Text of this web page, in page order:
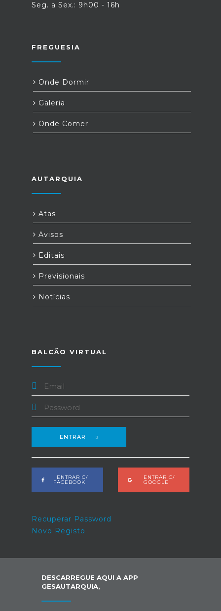
Seg. a Sex.: 9h00 - 16h
FREGUESIA
Onde Dormir
Galeria
Onde Comer
AUTARQUIA
Atas
Avisos
Editais
Previsionais
Notícias
BALCÃO VIRTUAL
ENTRAR
ENTRAR C/
FACEBOOK
ENTRAR C/
GOOGLE
Recuperar Password
Novo Registo
DESCARREGUE AQUI A APP
GESAUTARQUIA,